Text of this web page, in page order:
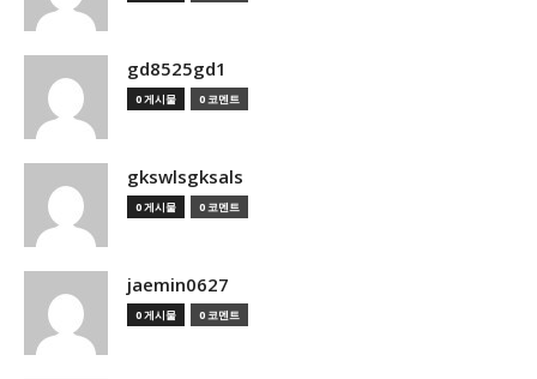
gd8525gd1
0 게시물 0 코멘트
gkswlsgksals
0 게시물 0 코멘트
jaemin0627
0 게시물 0 코멘트